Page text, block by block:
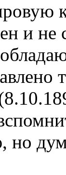
и